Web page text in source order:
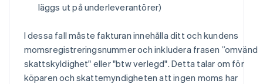
läggs ut på underleverantörer)
I dessa fall måste fakturan innehålla ditt och kundens
momsregistreringsnummer och inkludera frasen ”omvänd
skattskyldighet" eller "btw verlegd". Detta talar om för
köparen och skattemyndigheten att ingen moms har